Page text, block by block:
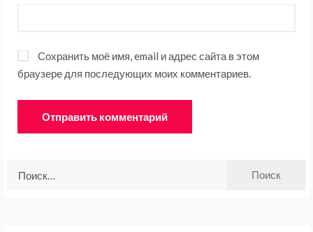
Сохранить моё имя, email и адрес сайта в этом
браузере для последующих моих комментариев.